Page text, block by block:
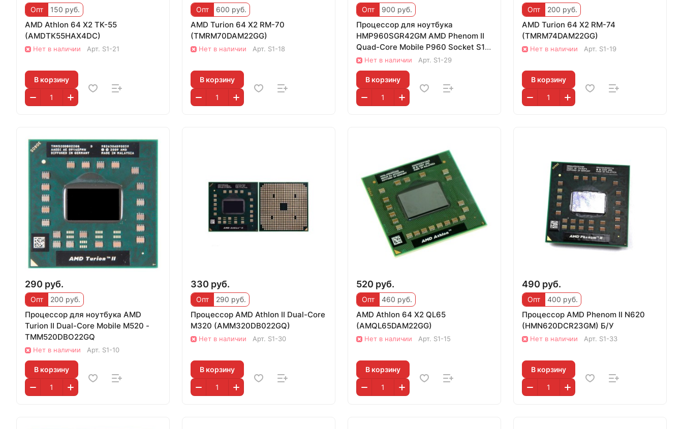
Опт 150 руб.
AMD Athlon 64 X2 TK-55
(AMDTK55HAX4DC)
Нет в наличии Арт. S1-21
В корзину
Опт 600 руб.
AMD Turion 64 X2 RM-70
(TMRM70DAM22GG)
Нет в наличии Арт. S1-18
В корзину
Опт 900 руб.
Процессор для ноутбука
HMP960SGR42GM AMD Phenom II
Quad-Core Mobile P960 Socket S1
(S1g4) 1.8 ГГц
Нет в наличии Арт. S1-29
В корзину
Опт 200 руб.
AMD Turion 64 X2 RM-74
(TMRM74DAM22GG)
Нет в наличии Арт. S1-19
В корзину
290 руб.
Опт 200 руб.
Процессор для ноутбука AMD
Turion II Dual-Core Mobile M520 -
TMM520DBO22GQ
Нет в наличии Арт. S1-10
В корзину
330 руб.
Опт 290 руб.
Процессор AMD Athlon II Dual-Core
M320 (AMM320DB022GQ)
Нет в наличии Арт. S1-30
В корзину
520 руб.
Опт 460 руб.
AMD Athlon 64 X2 QL65
(AMQL65DAM22GG)
Нет в наличии Арт. S1-15
В корзину
490 руб.
Опт 400 руб.
Процессор AMD Phenom II N620
(HMN620DCR23GM) Б/У
Нет в наличии Арт. S1-33
В корзину